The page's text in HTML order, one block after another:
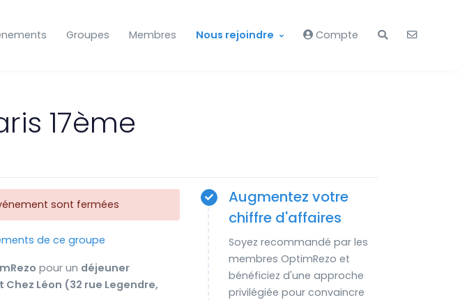
Groupes Membres Nous rejoindre Compte
17ème
sont fermées
de ce groupe
pour un déjeuner
Léon (32 rue Legendre,
Augmentez votre
chiffre d'affaires
Soyez recommandé par les
membres OptimRezo et
bénéficiez d'une approche
privilégiée pour convaincre